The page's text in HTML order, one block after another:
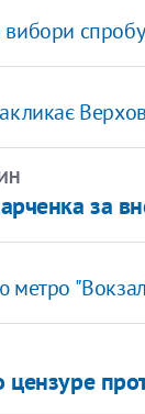
за
метро
цензуре